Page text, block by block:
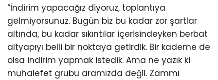
“İndirim yapacağız diyoruz, toplantıya
gelmiyorsunuz. Bugün biz bu kadar zor şartlar
altında, bu kadar sıkıntılar içerisindeyken berbat
altyapıyı belli bir noktaya getirdik. Bir kademe de
olsa indirim yapmak istedik. Ama ne yazık ki
muhalefet grubu aramızda değil. Zammı